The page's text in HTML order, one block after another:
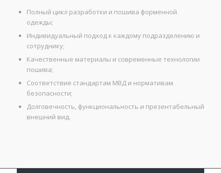
Полный цикл разработки и пошива форменной
одежды;
Индивидуальный подход к каждому подразделению и
сотруднику;
Качественные материалы и современные технологии
пошива;
Соответствие стандартам МВД и нормативам
безопасности;
Долговечность, функциональность и презентабельный
внешний вид.